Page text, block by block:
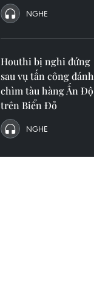
NGHE
Houthi bị nghi đứng
sau vụ tấn công đánh
chìm tàu hàng Ấn Độ
trên Biển Đỏ
NGHE